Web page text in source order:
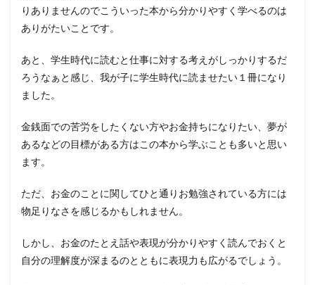
りありませんのでこういった本から分かりやすく学べるのは
ありがたいことです。
あと、学生時代に読むと仕事に対する考えがしっかりするだ
ろうなぁと感じ、我が子に学生時代に読ませたい１冊になり
ました。
金銭面での苦労をしたくない方やお金持ちになりたい、夢が
あるなどの目標がある方はこの本から学ぶことも多いと思い
ます。
ただ、お金のことに関してひと通りお勉強されている方には
物足りなさを感じるかもしれません。
しかし、お金のたとえ話や表現が分かりやすく読んでおくと
自分の理解度が深まるのとともに表現力も広がるでしょう。